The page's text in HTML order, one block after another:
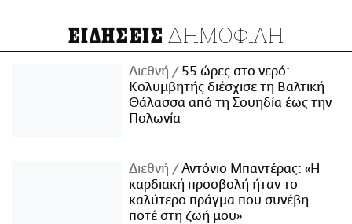
ΕΙΔΗΣΕΙΣ ΔΗΜΟΦΙΛΗ
Διεθνή
55 ώρες στο νερό:
Κολυμβητής διέσχισε τη Βαλτική
Θάλασσα από τη Σουηδία έως την
Πολωνία
Διεθνή
Αντόνιο Μπαντέρας: «Η
καρδιακή προσβολή ήταν το
καλύτερο πράγμα που συνέβη
ποτέ στη ζωή μου»